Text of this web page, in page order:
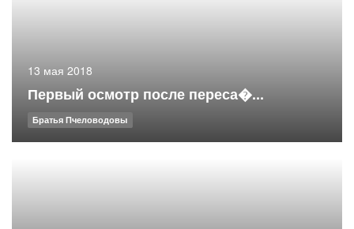
13 мая 2018
Первый осмотр после переса�...
Братья Пчеловодовы